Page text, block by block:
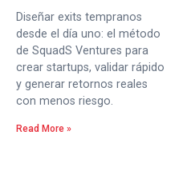
Diseñar exits tempranos
desde el día uno: el método
de SquadS Ventures para
crear startups, validar rápido
y generar retornos reales
con menos riesgo.
Read More »